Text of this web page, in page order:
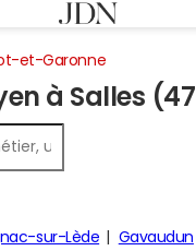
et-Garonne
à Salles
sur-Lède Gavaudun